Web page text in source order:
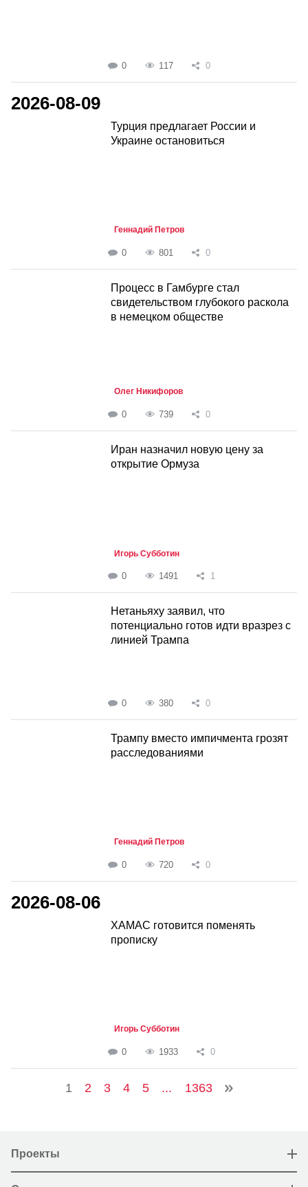
0 117 0
2026-08-09
Турция предлагает России и
Украине остановиться
Геннадий Петров
0 801 0
Процесс в Гамбурге стал
свидетельством глубокого раскола
в немецком обществе
Олег Никифоров
0 739 0
Иран назначил новую цену за
открытие Ормуза
Игорь Субботин
0 1491 1
Нетаньяху заявил, что
потенциально готов идти вразрез с
линией Трампа
0 380 0
Трампу вместо импичмента грозят
расследованиями
Геннадий Петров
0 720 0
2026-08-06
ХАМАС готовится поменять
прописку
Игорь Субботин
0 1933 0
1 2 3 4 5 ... 1363
Проекты